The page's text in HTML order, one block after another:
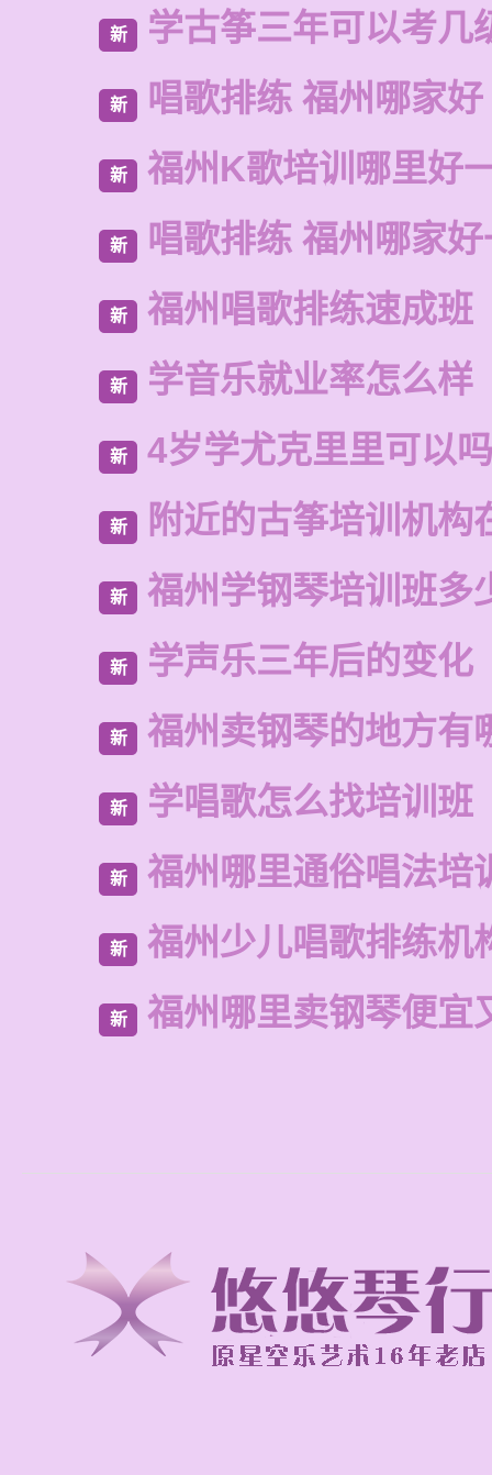
新 学古筝三年可以考几
新 唱歌排练 福州哪家好
新 福州K歌培训哪里好
新 唱歌排练 福州哪家
新 福州唱歌排练速成班
新 学音乐就业率怎么样
新 4岁学尤克里里可以吗
新 附近的古筝培训机构
新 福州学钢琴培训班多
新 学声乐三年后的变化
新 福州卖钢琴的地方有
新 学唱歌怎么找培训班
新 福州哪里通俗唱法培
新 福州少儿唱歌排练机
新 福州哪里卖钢琴便宜